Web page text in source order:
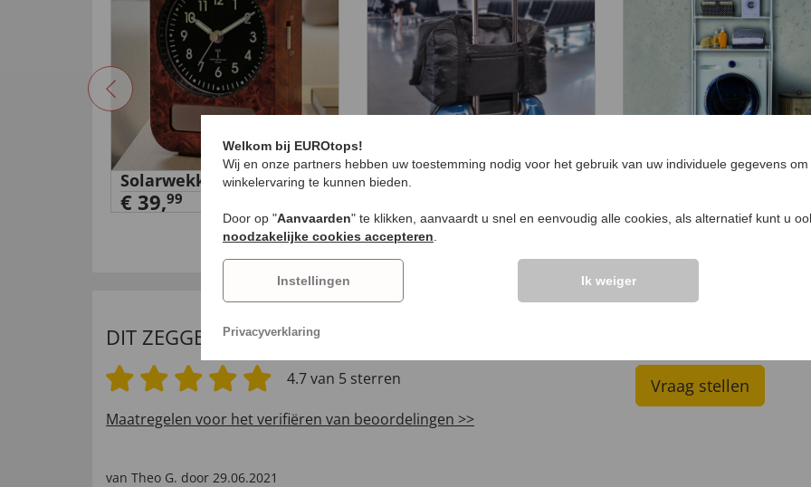
Solarwekker in houtlook
€ 39,99
Opvouwbare reistas
DIT ZEGGEN ONZE KLANTEN
4.7 van 5 sterren
Maatregelen voor het verifiëren van beoordelingen >>
van Theo G. door 29.06.2021
Vraag stellen
Welkom bij EUROtops!
Wij en onze partners hebben uw toestemming nodig voor het gebruik van uw individuele gegevens
winkelervaring te kunnen bieden.
Door op "Aanvaarden" te klikken, aanvaardt u snel en eenvoudig alle cookies, als alternatief kunt u
noodzakelijke cookies accepteren
Instellingen Ik weiger
Privacyverklaring